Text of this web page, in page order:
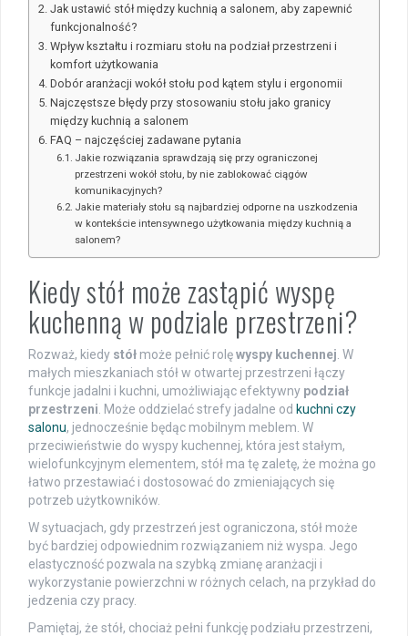
Jak ustawić stół między kuchnią a salonem, aby zapewnić
funkcjonalność?
Wpływ kształtu i rozmiaru stołu na podział przestrzeni i
komfort użytkowania
Dobór aranżacji wokół stołu pod kątem stylu i ergonomii
Najczęstsze błędy przy stosowaniu stołu jako granicy
między kuchnią a salonem
FAQ – najczęściej zadawane pytania
Jakie rozwiązania sprawdzają się przy ograniczonej
przestrzeni wokół stołu, by nie zablokować ciągów
komunikacyjnych?
Jakie materiały stołu są najbardziej odporne na uszkodzenia
w kontekście intensywnego użytkowania między kuchnią a
salonem?
Kiedy stół może zastąpić wyspę
kuchenną w podziale przestrzeni?
Rozważ, kiedy stół może pełnić rolęwyspy kuchennej . W
małych mieszkaniach stół w otwartej przestrzeni łączy
funkcje jadalni i kuchni, umożliwiając efektywny podział
przestrzeni . Może oddzielać strefy jadalne od kuchni czy
salonu, jednocześnie będąc mobilnym meblem. W
przeciwieństwie do wyspy kuchennej, która jest stałym,
wielofunkcyjnym elementem, stół ma tę zaletę, że można go
łatwo przestawiać i dostosować do zmieniających się
potrzeb użytkowników.
W sytuacjach, gdy przestrzeń jest ograniczona, stół może
być bardziej odpowiednim rozwiązaniem niż wyspa. Jego
elastyczność pozwala na szybką zmianę aranżacji i
wykorzystanie powierzchni w różnych celach, na przykład do
jedzenia czy pracy.
Pamiętaj, że stół, chociaż pełni funkcję podziału przestrzeni,